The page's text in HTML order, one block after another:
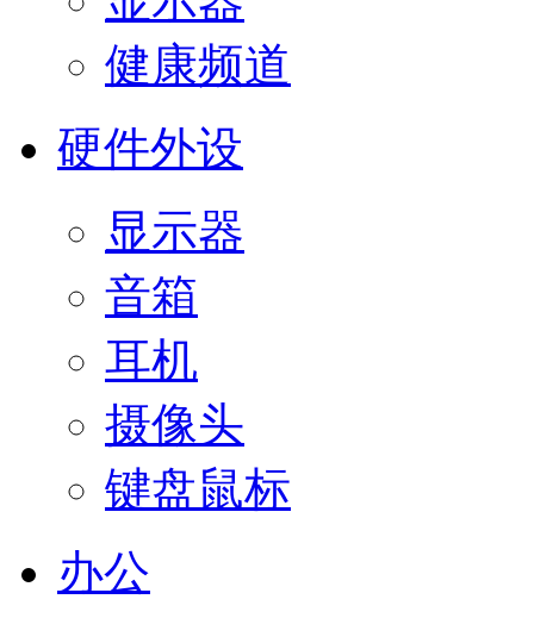
健康频道
硬件外设
显示器
音箱
耳机
摄像头
键盘鼠标
办公